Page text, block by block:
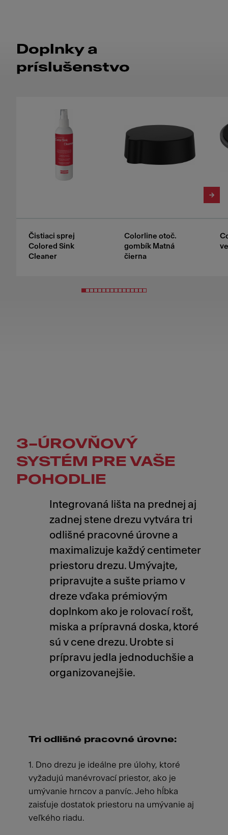
Doplnky a
príslušenstvo
Čistiaci sprej
Colored Sink
Cleaner
Colorline otoč.
gombík Matná
čierna
3–ÚROVŇOVÝ
SYSTÉM PRE VAŠE
POHODLIE
Integrovaná lišta na prednej aj
zadnej stene drezu vytvára tri
odlišné pracovné úrovne a
maximalizuje každý centimeter
priestoru drezu. Umývajte,
pripravujte a sušte priamo v
dreze vďaka prémiovým
doplnkom ako je rolovací rošt,
miska a prípravná doska, ktoré
sú v cene drezu. Urobte si
prípravu jedla jednoduchšie a
organizovanejšie.
Tri odlišné pracovné úrovne:
1. Dno drezu je ideálne pre úlohy, ktoré
vyžadujú manévrovací priestor, ako je
umývanie hrncov a panvíc. Jeho hĺbka
zaisťuje dostatok priestoru na umývanie aj
veľkého riadu.